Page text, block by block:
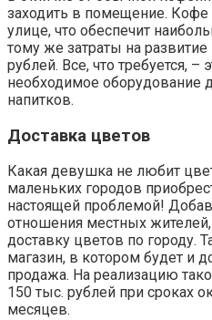
заходить в помещение.
улице, что обеспечит
тому же затраты на
рублей. Все, что требуется, –
необходимое оборудование
напитков.
Доставка цветов
Какая девушка не любит
маленьких городов
настоящей проблемой!
отношения местных
доставку цветов по городу.
магазин, в котором будет и
продажа. На реализацию
150 тыс. рублей при сроках
месяцев.